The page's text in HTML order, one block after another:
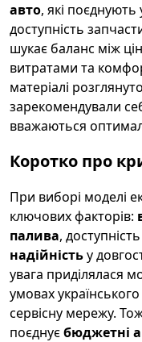
авто, які поєднують
доступність
шукає баланс між
витратами та
матеріалі
зарекомендували
вважаються
Коротко про
При виборі моделі
ключових факторів:
палива,
надійністьу
увага приділялася
умовах
сервісну мережу.
поєднуєбюджетні